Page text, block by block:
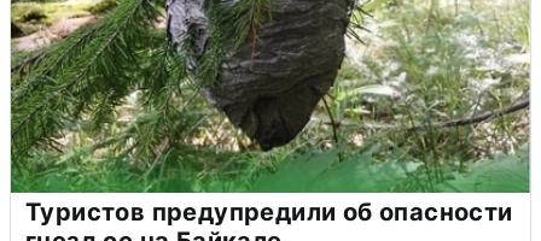
Туристов предупредили об опасности